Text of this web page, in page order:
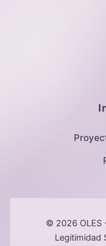
© 2026 OLES
Legitimidad